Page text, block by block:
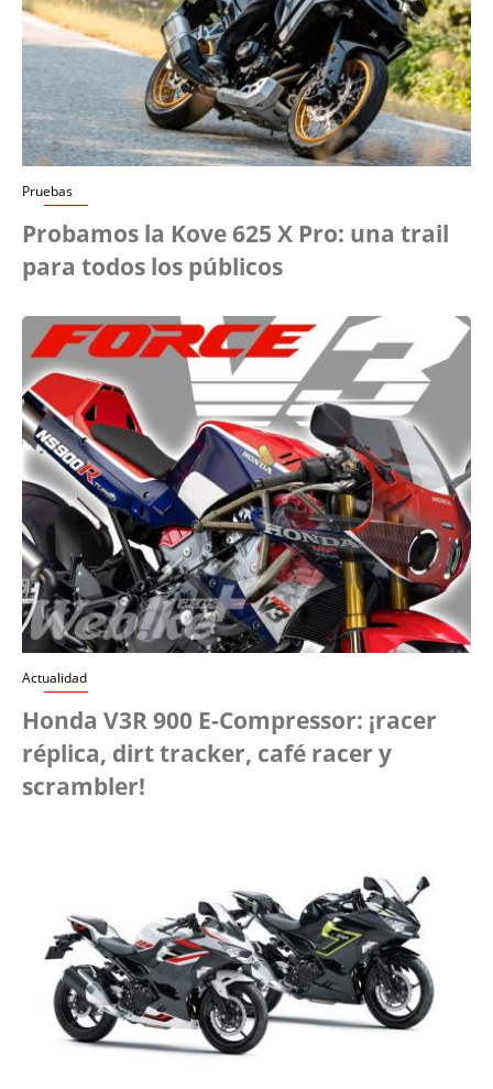
Pruebas
Probamos la Kove 625 X Pro: una trail
para todos los públicos
Actualidad
Honda V3R 900 E-Compressor: ¡racer
réplica, dirt tracker, café racer y
scrambler!